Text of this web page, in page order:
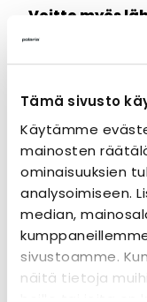
Tämä sivusto
Käytämme
mainosten
ominaisuuksien
analysoimiseen.
median,
sivustoamme.
näitä tietoja
Voitte myös
olevia laskuja
• Yksi lasku/
sivut
• Monta laskua
oma nimi
• Yksi
• PDF-
dokumentteja
• PDF-tiedostot
salasanalla